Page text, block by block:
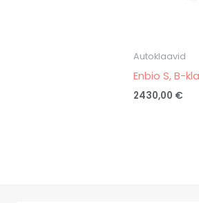
Autoklaavid
Enbio S, B-
2430,00 €